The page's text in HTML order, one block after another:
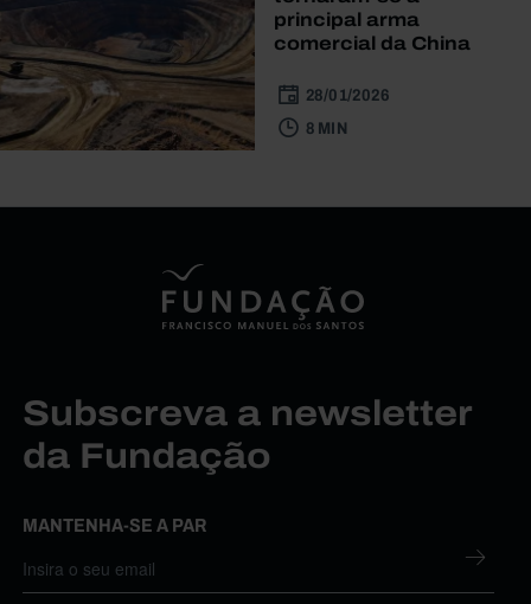
principal arma
comercial da China
28/01/2026
8 MIN
Subscreva a newsletter
da Fundação
MANTENHA-SE A PAR